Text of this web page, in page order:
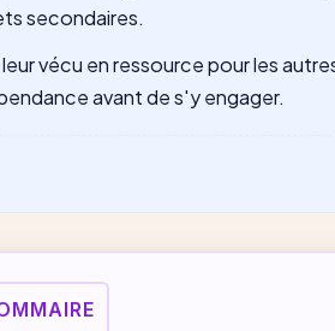
secondaires.
vécu en ressource pour les
avant de s'y engager.